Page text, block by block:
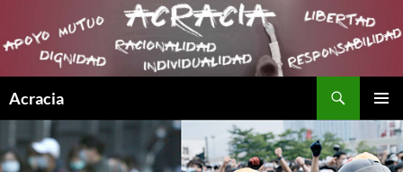
Acracia
MENÚ
CONTENIDO